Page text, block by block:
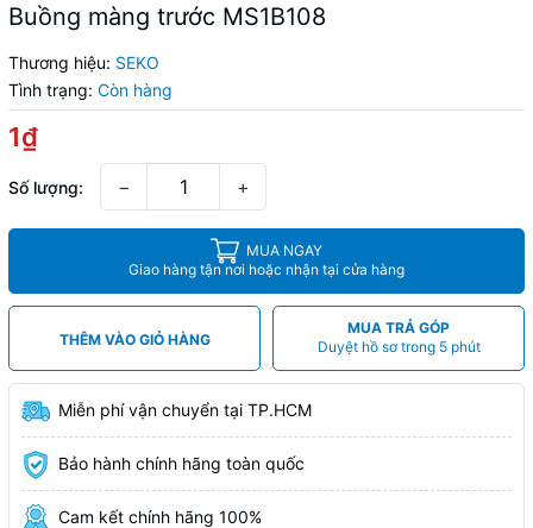
Buồng màng trước MS1B108
Thương hiệu: SEKO
Tình trạng: Còn hàng
1₫
Số lượng: − +
MUA NGAY
Giao hàng tận nơi hoặc nhận tại cửa hàng
THÊM VÀO GIỎ HÀNG
MUA TRẢ GÓP
Duyệt hồ sơ trong 5 phút
Miễn phí vận chuyển tại TP.HCM
Bảo hành chính hãng toàn quốc
Cam kết chính hãng 100%